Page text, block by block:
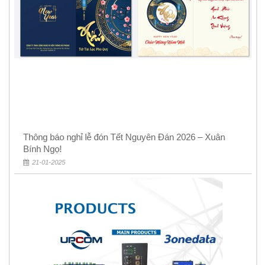
Thông báo nghỉ lễ đón Tết Nguyên Đán 2026 – Xuân
Bính Ngọ!
21-01-2025